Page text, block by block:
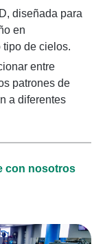
diseñada para
en
de cielos.
entre
patrones de
a diferentes
con nosotros